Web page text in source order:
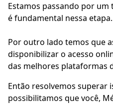
Estamos passando por
é fundamental nessa etapa.
Por outro lado temos que
disponibilizar o acesso
das melhores plataformas
Então resolvemos superar
possibilitamos que você,